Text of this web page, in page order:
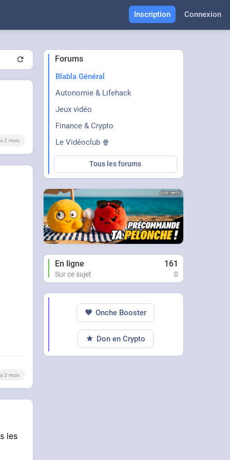
Inscription Connexion
2 mois
2 mois
les
Forums
Blabla Général
Autonomie & Lifehack
Jeux vidéo
Finance & Crypto
Le Vidéoclub 🍿
Tous les forums
En ligne 161
Sur ce sujet 0
Onche Booster
Don en Crypto